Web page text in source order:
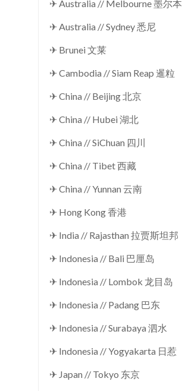
✈ Australia // Melbourne 墨尔本
✈ Australia // Sydney 悉尼
✈ Brunei 文莱
✈ Cambodia // Siam Reap 暹粒
✈ China // Beijing 北京
✈ China // Hubei 湖北
✈ China // SiChuan 四川
✈ China // Tibet 西藏
✈ China // Yunnan 云南
✈ Hong Kong 香港
✈ India // Rajasthan 拉贾斯坦邦
✈ Indonesia // Bali 巴厘岛
✈ Indonesia // Lombok 龙目岛
✈ Indonesia // Padang 巴东
✈ Indonesia // Surabaya 泗水
✈ Indonesia // Yogyakarta 日惹
✈ Japan // Tokyo 东京